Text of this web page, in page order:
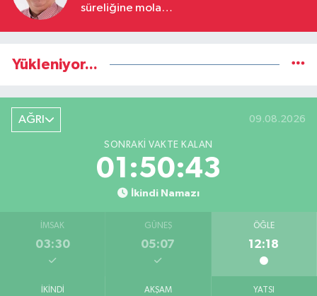
süreliğine mola…
Yükleniyor...
AĞRI 09.08.2026
SONRAKI VAKTE KALAN
01:50:43
İkindi Namazı
İMSAK
03:30
GÜNEŞ
05:07
ÖĞLE
12:18
İKINDI AKŞAM YATSI